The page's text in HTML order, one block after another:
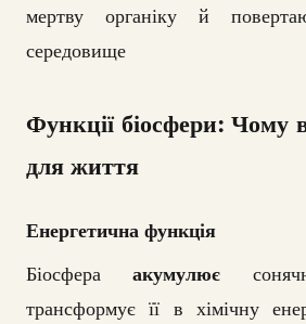
мертву органіку й
середовище
Функції біосфери: Чому
для життя
Енергетична функція
Біосфераакумулює
трансформує її в хімічну